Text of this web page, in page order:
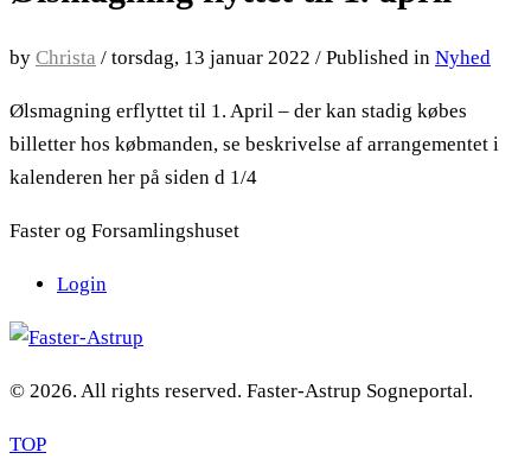
by Christa / torsdag, 13 januar 2022 / Published in Nyhed
Ølsmagning erflyttet til 1. April – der kan stadig købes
billetter hos købmanden, se beskrivelse af arrangementet i
kalenderen her på siden d 1/4
Faster og Forsamlingshuset
Login
© 2026. All rights reserved. Faster-Astrup Sogneportal.
TOP